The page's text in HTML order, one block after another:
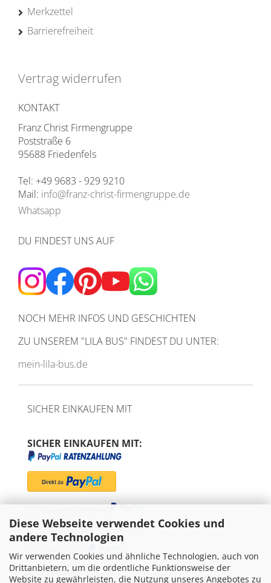
Diese Webseite verwendet Cookies und
andere Technologien
Wir verwenden Cookies und ähnliche Technologien, auch von
Drittanbietern, um die ordentliche Funktionsweise der
Website zu gewährleisten, die Nutzung unseres Angebotes zu
Merkzettel
Barrierefreiheit
Vertrag widerrufen
KONTAKT
Franz Christ Firmengruppe
Poststraße 6
95688 Friedenfels
Tel: +49 9683 - 929 9210
Mail: info@franz-christ-firmengruppe.de
Whatsapp
DU FINDEST UNS AUF
NOCH MEHR INFOS UND GESCHICHTEN
ZU UNSEREM "LILA BUS" FINDEST DU UNTER:
mein-lila-bus.de
SICHER EINKAUFEN MIT
SICHER EINKAUFEN MIT:
"Später bezahlen" via
Kreditkarte via
WIR VERSENDEN MIT